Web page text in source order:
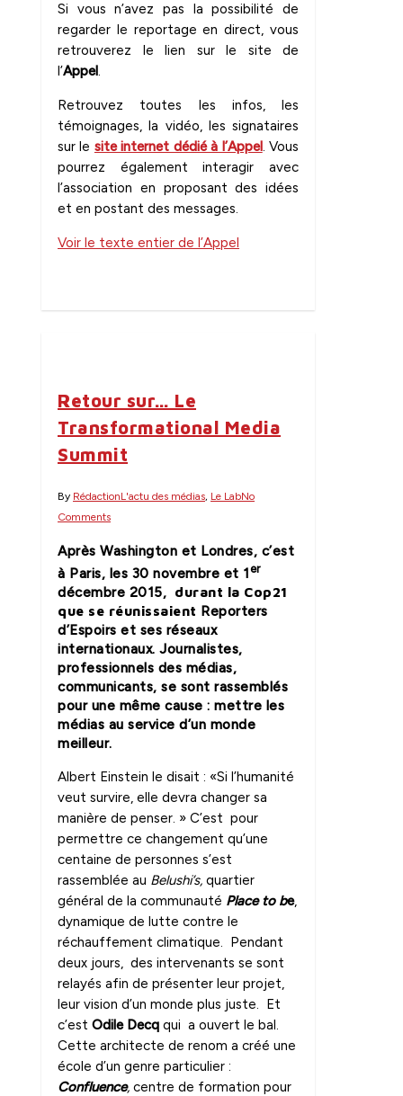
Si vous n’avez pas la possibilité de
regarder le reportage en direct, vous
retrouverez le lien sur le site de
l’Appel.
Retrouvez toutes les infos, les
témoignages, la vidéo, les signataires
sur le site internet dédié à l’Appel. Vous
pourrez également interagir avec
l’association en proposant des idées
et en postant des messages.
Voir le texte entier de l’Appel
Retour sur… Le
Transformational Media
Summit
By RédactionL'actu des médias, Le LabNo
Comments
Après Washington et Londres, c’est
à Paris, les 30 novembre et 1 er
décembre 2015, durant la Cop21
que se réunissaient Reporters
d’Espoirs et ses réseaux
internationaux. Journalistes,
professionnels des médias,
communicants, se sont rassemblés
pour une même cause : mettre les
médias au service d’un monde
meilleur.
Albert Einstein le disait : «Si l’humanité
veut survire, elle devra changer sa
manière de penser. » C’est pour
permettre ce changement qu’une
centaine de personnes s’est
rassemblée au Belushi’s, quartier
général de la communauté Place to be,
dynamique de lutte contre le
réchauffement climatique. Pendant
deux jours, des intervenants se sont
relayés afin de présenter leur projet,
leur vision d’un monde plus juste. Et
c’estOdile Decq qui a ouvert le bal.
Cette architecte de renom a créé une
école d’un genre particulier :
Confluence, centre de formation pour